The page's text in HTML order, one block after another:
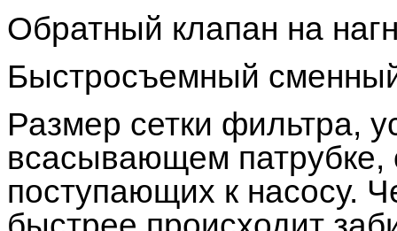
Обратный клапан на
Быстросъемный
Размер сетки фильтра,
всасывающем патрубке,
поступающих к насосу.